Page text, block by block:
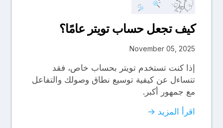
كيف تجعل حساب تويتر عامًا؟
November 05, 2025
إذا كنت تستخدم تويتر بحساب خاص، فقد
تتساءل عن كيفية توسيع نطاق وصولك والتفاعل
مع جمهور أكبر.
اقرأ المزيد →